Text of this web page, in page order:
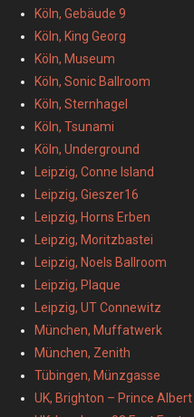
Köln, Gebäude 9
Köln, King Georg
Köln, Museum
Köln, Sonic Ballroom
Köln, Sternhagel
Köln, Tsunami
Köln, Underground
Leipzig, Conne Island
Leipzig, Gieszer16
Leipzig, Horns Erben
Leipzig, Moritzbastei
Leipzig, Noels Ballroom
Leipzig, Plaque
Leipzig, UT Connewitz
München, Muffatwerk
München, Zenith
Tübingen, Münzgasse
UK, Brighton – Prince Albert